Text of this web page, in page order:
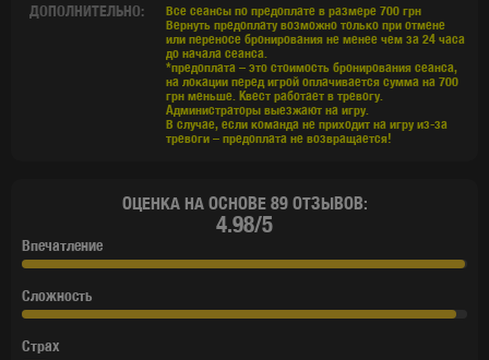
ОЦЕНКА НА ОСНОВЕ 89 ОТЗЫВОВ:
4.98/5
Впечатление
Сложность
Страх
ДОПОЛНИТЕЛЬНО:
Все сеансы по предоплате в размере 700 грн
Вернуть предоплату возможно только при отмене
или переносе бронирования не менее чем за 24 часа
до начала сеанса.
*предоплата – это стоимость бронирования сеанса,
на локации перед игрой оплачивается сумма на 700
грн меньше. Квест работает в тревогу.
Администраторы выезжают на игру.
В случае, если команда не приходит на игру из-за
тревоги – предоплата не возвращается!